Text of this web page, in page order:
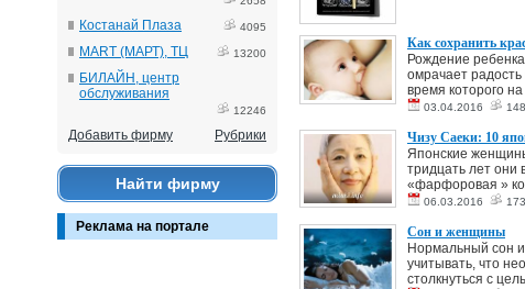
Костанай Плаза 4095
MART (МАРТ), ТЦ 13200
БИЛАЙН, центр
обслуживания
12246
Добавить фирму Рубрики
Найти фирму
Реклама на портале
Как сохранить
Рождение
омрачает
время которого
03.04.2016
Чизу Саеки: 10
Японские
тридцать лет они
«фарфоровая »
06.03.2016
Сон и женщины
Нормальный сон
учитывать, что
столкнуться с